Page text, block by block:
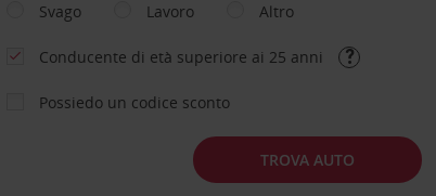
Svago
Lavoro Altro
Conducente di età superiore ai 25 anni
Possiedo un codice sconto
TROVA AUTO